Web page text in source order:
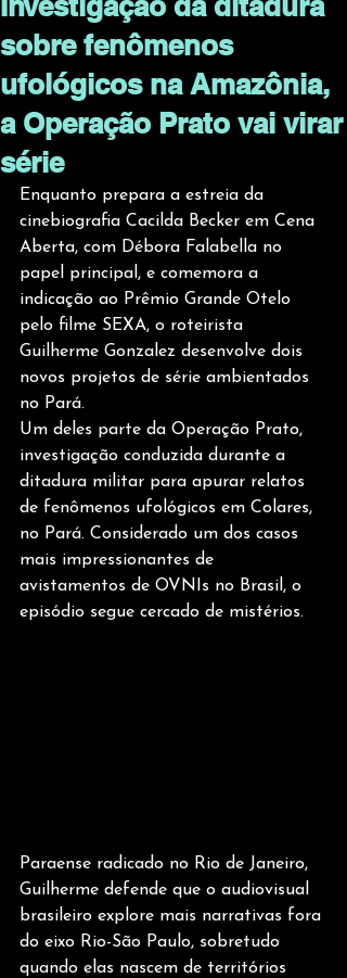
sobre fenômenos
ufológicos na Amazônia,
a Operação Prato vai virar
série
Enquanto prepara a estreia da
cinebiografia Cacilda Becker em Cena
Aberta, com Débora Falabella no
papel principal, e comemora a
indicação ao Prêmio Grande Otelo
pelo filme SEXA, o roteirista
Guilherme Gonzalez desenvolve dois
novos projetos de série ambientados
no Pará.
Um deles parte da Operação Prato,
investigação conduzida durante a
ditadura militar para apurar relatos
de fenômenos ufológicos em Colares,
no Pará. Considerado um dos casos
mais impressionantes de
avistamentos de OVNIs no Brasil, o
episódio segue cercado de mistérios.
Paraense radicado no Rio de Janeiro,
Guilherme defende que o audiovisual
brasileiro explore mais narrativas fora
do eixo Rio-São Paulo, sobretudo
quando elas nascem de territórios